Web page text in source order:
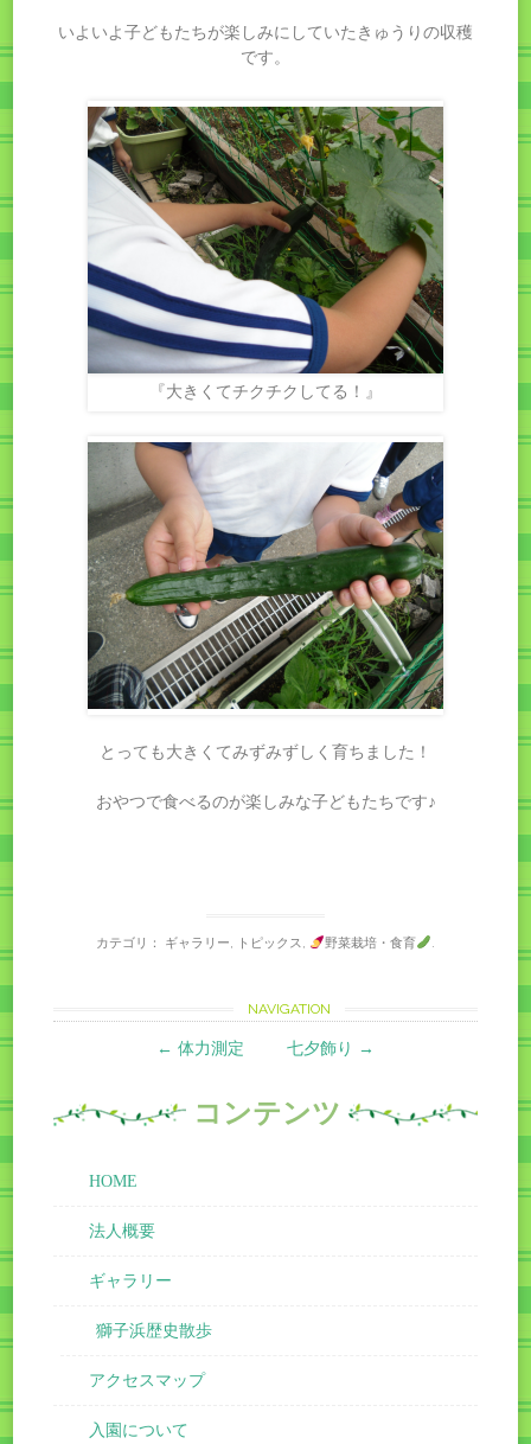
いよいよ子どもたちが楽しみにしていたきゅうりの収穫
です。
『大きくてチクチクしてる！』
とっても大きくてみずみずしく育ちました！
おやつで食べるのが楽しみな子どもたちです♪
カテゴリ： ギャラリー トピックス 野菜栽培・食育
Post
navigation
NAVIGATION
← 体力測定 七夕飾り →
コンテンツ
HOME
法人概要
ギャラリー
獅子浜歴史散歩
アクセスマップ
入園について